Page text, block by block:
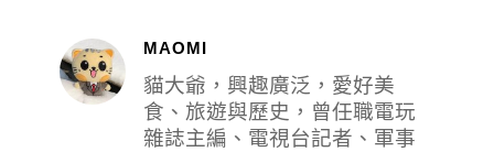
MAOMI
貓大爺，興趣廣泛，愛好美
食、旅遊與歷史，曾任職電玩
雜誌主編、電視台記者、軍事